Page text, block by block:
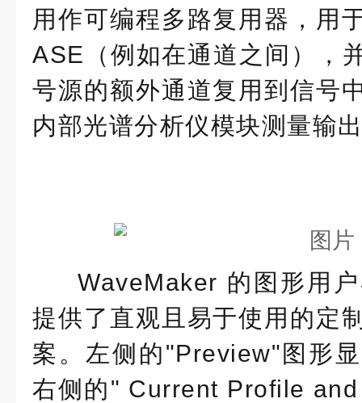
用作可编程多路复用器，用
ASE（例如在通道之间），
号源的额外通道复用到信号
内部光谱分析仪模块测量输
WaveMaker 的图形用
提供了直观且易于使用的定
案。左侧的"Preview"图形
右侧的" Current Profile